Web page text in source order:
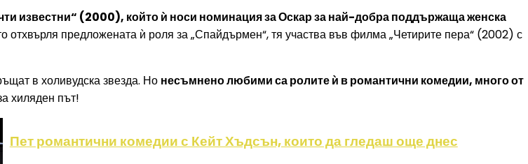
известни“ (2000), който ѝ носи номинация за Оскар за най-добра поддържаща женска
отхвърля предложената ѝ роля за „Спайдърмен“, тя участва във филма „Четирите пера“ (2002) с
в холивудска звезда. Но несъмнено любими са ролите ѝ в романтични комедии, много от
хиляден път!
Пет романтични комедии с Кейт Хъдсън, които да гледаш още днес